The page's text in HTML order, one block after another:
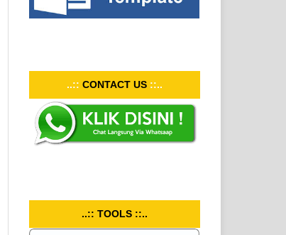
..:: CONTACT US ::..
..:: TOOLS ::..